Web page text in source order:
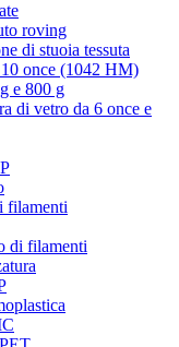
roving
di stuoia tessuta
once (1042 HM)
e 800 g
di vetro da 6 once e
filamenti
di filamenti